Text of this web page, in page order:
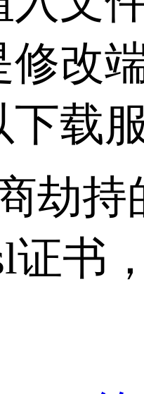
修改
下载
劫
证书